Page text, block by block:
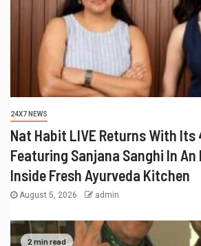
24X7 NEWS
Nat Habit LIVE Returns With
Featuring Sanjana Sanghi In
Inside Fresh Ayurveda Kitchen
August 5, 2026 admin
2 min read